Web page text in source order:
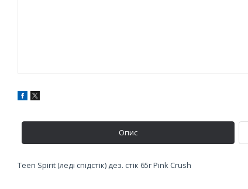
Опис
Teen Spirit (леді спідстік) дез. стік 65г Pink Crush